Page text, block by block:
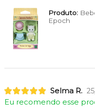
Produto:
Epoch
Selma R.
Eu recomendo esse